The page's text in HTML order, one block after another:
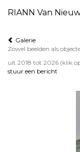
Galerie
Zowel beelden als
uit 2018 tot 2026 (klik
stuur een bericht